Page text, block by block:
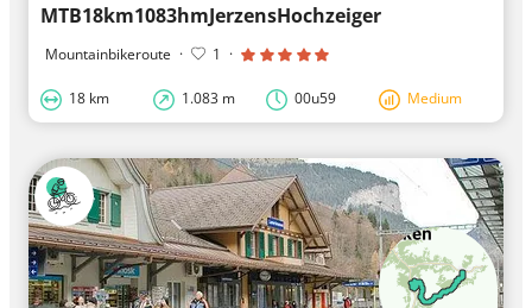
MTB18km1083hmJerzensHochzeiger
Mountainbikeroute · 1 ·
18 km 1.083 m 00u59 Medium